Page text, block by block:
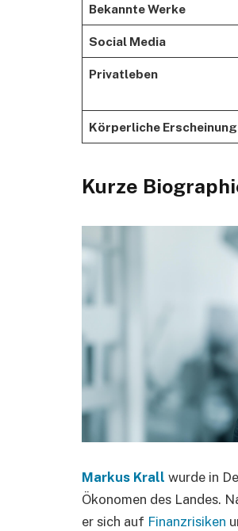
Bekannte Werke
Social Media
Privatleben
Körperliche Erscheinung
Kurze
Markus Krall wurde in
Ökonomen des Landes.
er sich auf Finanzrisiken